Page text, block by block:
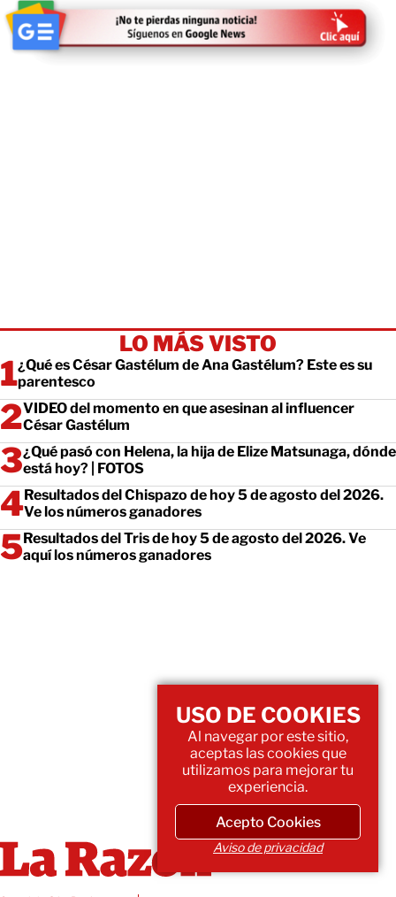
LO MÁS VISTO
¿Qué es César Gastélum de Ana Gastélum? Este es su
parentesco
VIDEO del momento en que asesinan al influencer
César Gastélum
¿Qué pasó con Helena, la hija de Elize Matsunaga, dónde
está hoy? | FOTOS
Resultados del Chispazo de hoy 5 de agosto del 2026.
Ve los números ganadores
Resultados del Tris de hoy 5 de agosto del 2026. Ve
aquí los números ganadores
USO DE COOKIES
Al navegar por este sitio,
aceptas las cookies que
utilizamos para mejorar tu
experiencia.
Acepto Cookies
Aviso de privacidad